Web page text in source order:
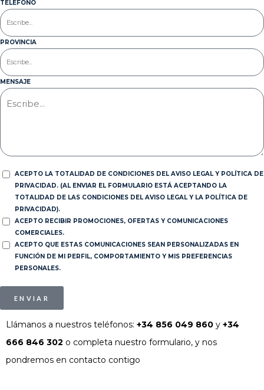
TELÉFONO
PROVINCIA
MENSAJE
ACEPTO LA TOTALIDAD DE CONDICIONES DEL AVISO LEGAL Y POLÍTICA DE
PRIVACIDAD. (AL ENVIAR EL FORMULARIO ESTÁ ACEPTANDO LA
TOTALIDAD DE LAS CONDICIONES DEL AVISO LEGAL Y LA POLÍTICA DE
PRIVACIDAD).
ACEPTO RECIBIR PROMOCIONES, OFERTAS Y COMUNICACIONES
COMERCIALES.
ACEPTO QUE ESTAS COMUNICACIONES SEAN PERSONALIZADAS EN
FUNCIÓN DE MI PERFIL, COMPORTAMIENTO Y MIS PREFERENCIAS
PERSONALES.
ENVIAR
Llámanos a nuestros teléfonos: +34 856 049 860 y +34
666 846 302 o completa nuestro formulario, y nos
pondremos en contacto contigo